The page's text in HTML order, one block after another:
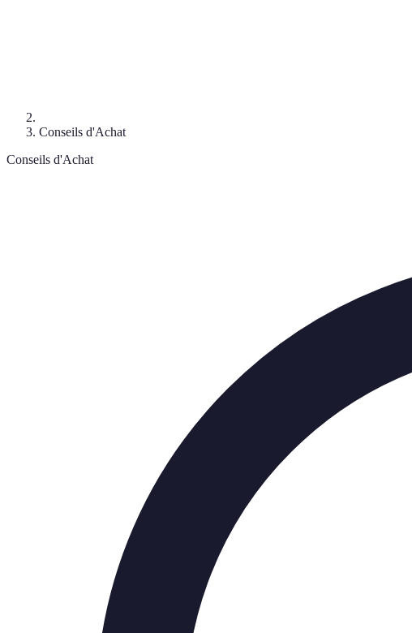
Conseils d'Achat
Conseils d'Achat